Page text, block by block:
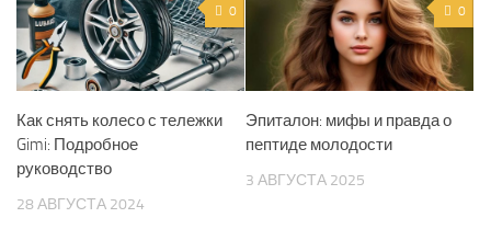
0
Как снять колесо с тележки
Gimi: Подробное
руководство
28 АВГУСТА 2024
0
Эпиталон: мифы и правда о
пептиде молодости
3 АВГУСТА 2025